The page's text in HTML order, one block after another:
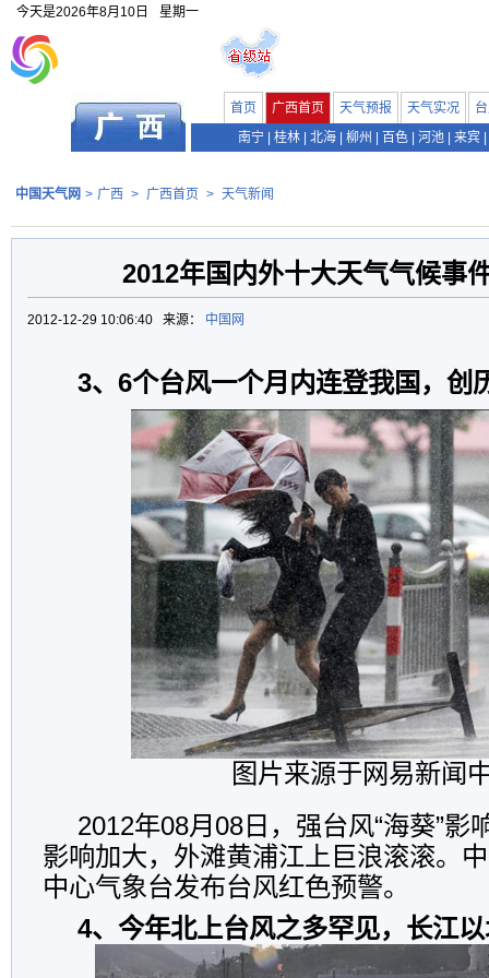
今天是2026年8月10日 星期一
首页 广西首页 天气预报 天气实况
南宁
桂林 北海 柳州 百色 河池 来宾
中国天气网 > 广西 > 广西首页 > 天气新闻
2012年国内外十大天气气候事
2012-12-29 10:06:40 来源： 中国网
3、6个台风一个月内连登我国，创
图片来源于网易新闻
2012年08月08日，强台风“海葵”影
影响加大，外滩黄浦江上巨浪滚滚。
中心气象台发布台风红色预警。
4、今年北上台风之多罕见，长江